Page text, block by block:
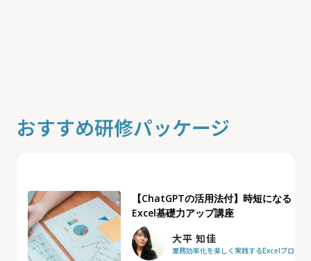
おすすめ研修パッケージ
【ChatGPTの活用法付】時短になる
Excel基礎力アップ講座
大平 知佳
業務効率化を楽しく実践するExcelプロフェ